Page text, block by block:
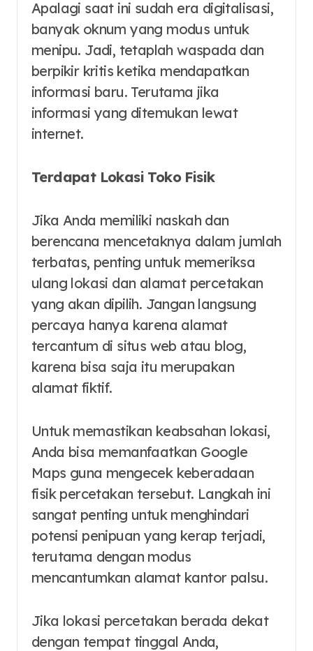
Apalagi saat ini sudah era digitalisasi,
banyak oknum yang modus untuk
menipu. Jadi, tetaplah waspada dan
berpikir kritis ketika mendapatkan
informasi baru. Terutama jika
informasi yang ditemukan lewat
internet.
Terdapat Lokasi Toko Fisik
Jika Anda memiliki naskah dan
berencana mencetaknya dalam jumlah
terbatas, penting untuk memeriksa
ulang lokasi dan alamat percetakan
yang akan dipilih. Jangan langsung
percaya hanya karena alamat
tercantum di situs web atau blog,
karena bisa saja itu merupakan
alamat fiktif.
Untuk memastikan keabsahan lokasi,
Anda bisa memanfaatkan Google
Maps guna mengecek keberadaan
fisik percetakan tersebut. Langkah ini
sangat penting untuk menghindari
potensi penipuan yang kerap terjadi,
terutama dengan modus
mencantumkan alamat kantor palsu.
Jika lokasi percetakan berada dekat
dengan tempat tinggal Anda,